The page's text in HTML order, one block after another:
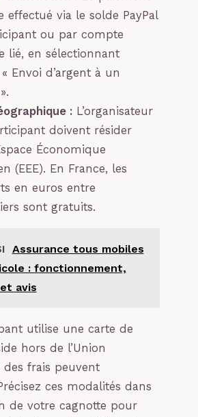
effectué via le solde PayPal
ou par compte
lié, en sélectionnant
« Envoi d’argent à un
: L’organisateur
doivent résider
Économique
(EEE). En France, les
en euros entre
sont gratuits.
Assurance tous mobiles
: fonctionnement,
avis
utilise une carte de
hors de l’Union
des frais peuvent
ces modalités dans
de votre cagnotte pour